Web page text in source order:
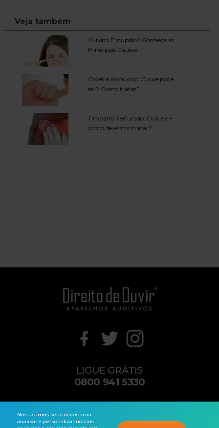
Ouvido Entupido? Conheça as
Principais Causas
Coceira no ouvido: O que pode
ser? Como tratar?
Tímpano Perfurado: O que é e
como devemos tratar?
Veja também
Nós usamos seus dados para
analisar e personalizar nossos
LIGUE GRÁTIS
0800 941 5330
contato@direitodeouvir.com